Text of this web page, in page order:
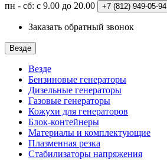
пн - сб: с 9.00 до 20.00 +7 (812) 949-05-94
Заказать обратный звонок
Везде
Везде
Бензиновые генераторы
Дизельные генераторы
Газовые генераторы
Кожухи для генераторов
Блок-контейнеры
Материалы и комплектующие
Плазменная резка
Стабилизаторы напряжения